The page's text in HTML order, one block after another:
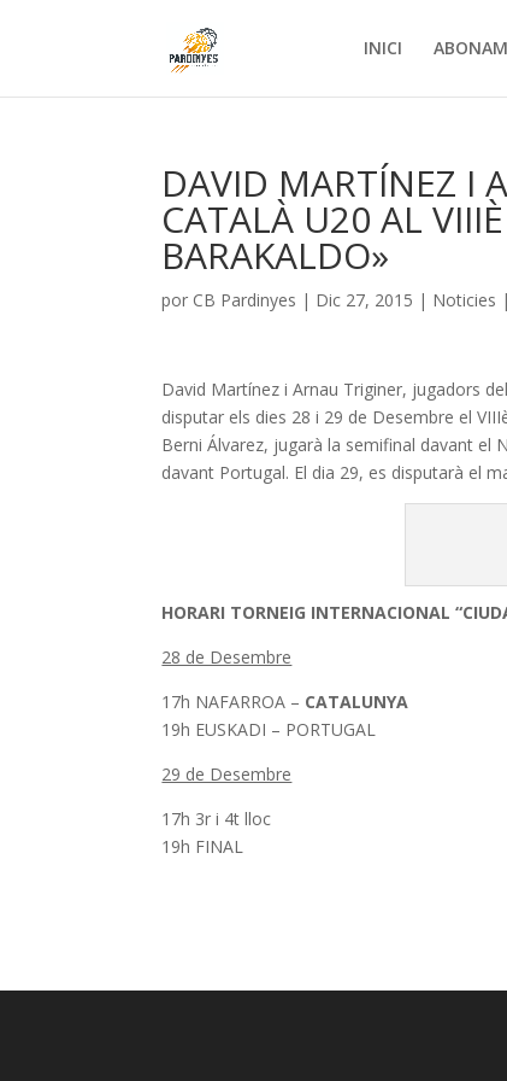
INICI
DAVID MARTÍNEZ I
CATALÀ U20 AL
BARAKALDO»
por CB Pardinyes | Dic 27, 2015 | Noticies |
David Martínez i Arnau Triginer, jugadors
disputar els dies 28 i 29 de Desembre el
Berni Álvarez, jugarà la semifinal davant el
davant Portugal. El dia 29, es disputarà el
HORARI TORNEIG INTERNACIONAL
28 de Desembre
17h NAFARROA – CATALUNYA
19h EUSKADI – PORTUGAL
29 de Desembre
17h 3r i 4t lloc
19h FINAL